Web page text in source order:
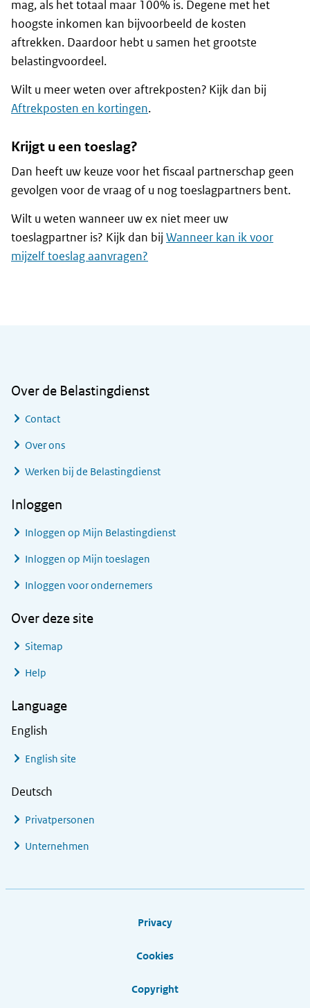
mag, als het totaal maar 100% is. Degene met het
hoogste inkomen kan bijvoorbeeld de kosten
aftrekken. Daardoor hebt u samen het grootste
belastingvoordeel.
Wilt u meer weten over aftrekposten? Kijk dan bij
Aftrekposten en kortingen.
Krijgt u een toeslag?
Dan heeft uw keuze voor het fiscaal partnerschap geen
gevolgen voor de vraag of u nog toeslagpartners bent.
Wilt u weten wanneer uw ex niet meer uw
toeslagpartner is? Kijk dan bij Wanneer kan ik voor
mijzelf toeslag aanvragen?
Over de Belastingdienst
Contact
Over ons
Werken bij de Belastingdienst
Inloggen
Inloggen op Mijn Belastingdienst
Inloggen op Mijn toeslagen
Inloggen voor ondernemers
Over deze site
Sitemap
Help
Language
English
English site
Deutsch
Privatpersonen
Unternehmen
Privacy
Cookies
Copyright